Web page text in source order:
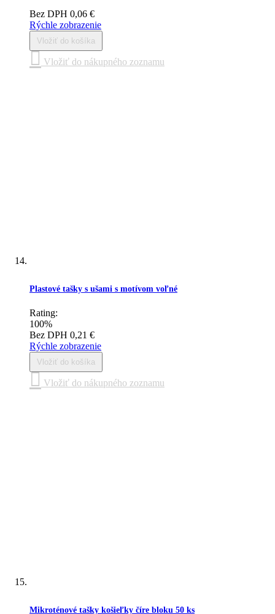
Bez DPH 0,06 €
Rýchle zobrazenie
Vložiť do košíka
Vložiť do nákupného zoznamu
Plastové tašky s ušami s motívom voľné
Rating:
100%
Bez DPH 0,21 €
Rýchle zobrazenie
Vložiť do košíka
Vložiť do nákupného zoznamu
Mikroténové tašky košieľky číre bloku 50 ks